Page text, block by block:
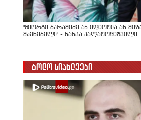
"გიორგი ბარამიძე ან იდიოტია ან
მავნებელი" - ნანკა კალატოზიშვილი
ბოლო სიახლეები